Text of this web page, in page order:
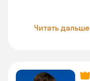
Читать дальше